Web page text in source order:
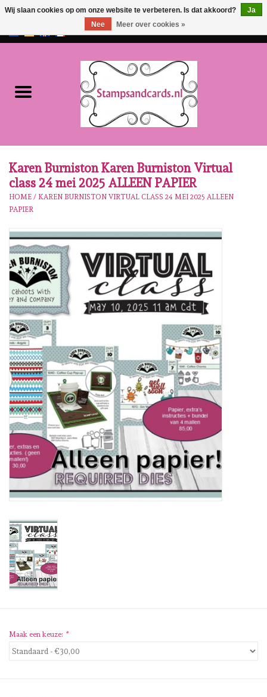
EUR/GBP
NIEUW!!
Onze Merken
Mallen
Stempels
Stempelinkt
Stempelaccesoires
Papier (blokjes) &
Embellishments
Embellishment/bedeltjes
Diversen
Embossingpoeders
Karen Burniston Karen Burniston Virtual
class 24 mei 2025 ALLEEN PAPIER
HOME / KAREN BURNISTON VIRTUAL CLASS 24 MEI 2025 ALLEEN
PAPIER
Maak een keuze: *
Wij slaan cookies op om onze website te verbeteren. Is dat akkoord?
Ja
Nee
Meer over cookies »